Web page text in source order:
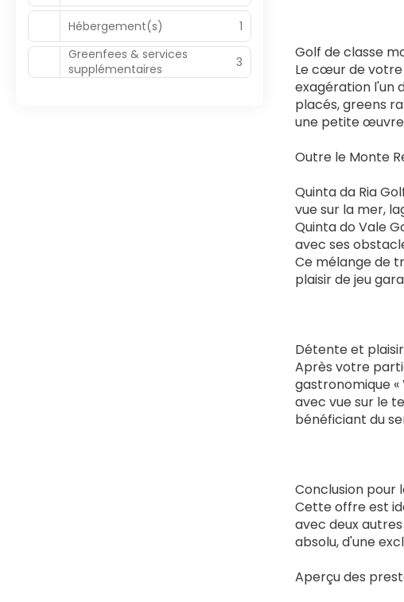
Golf de classe
Le cœur de votre
exagération l'un
placés, greens
une petite œuvre
Outre le Monte
Quinta da Ria
vue sur la mer,
Quinta do Vale
avec ses
Ce mélange de
plaisir de jeu
Détente et plaisir
Après votre
gastronomique «
avec vue sur le
bénéficiant du
Conclusion pour
Cette offre est
avec deux
absolu, d'une
Aperçu des
Hébergement(s)
1
Greenfees & services
supplémentaires
3